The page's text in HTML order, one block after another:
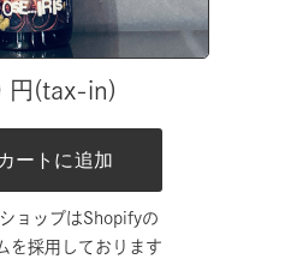
円(tax-in)
ョップはShopifyの
を採用しております